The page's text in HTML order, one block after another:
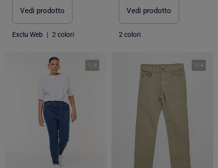
Vedi prodotto
Exclu Web | 2 colori
Vedi prodotto
2 colori
1 /4 1 /4